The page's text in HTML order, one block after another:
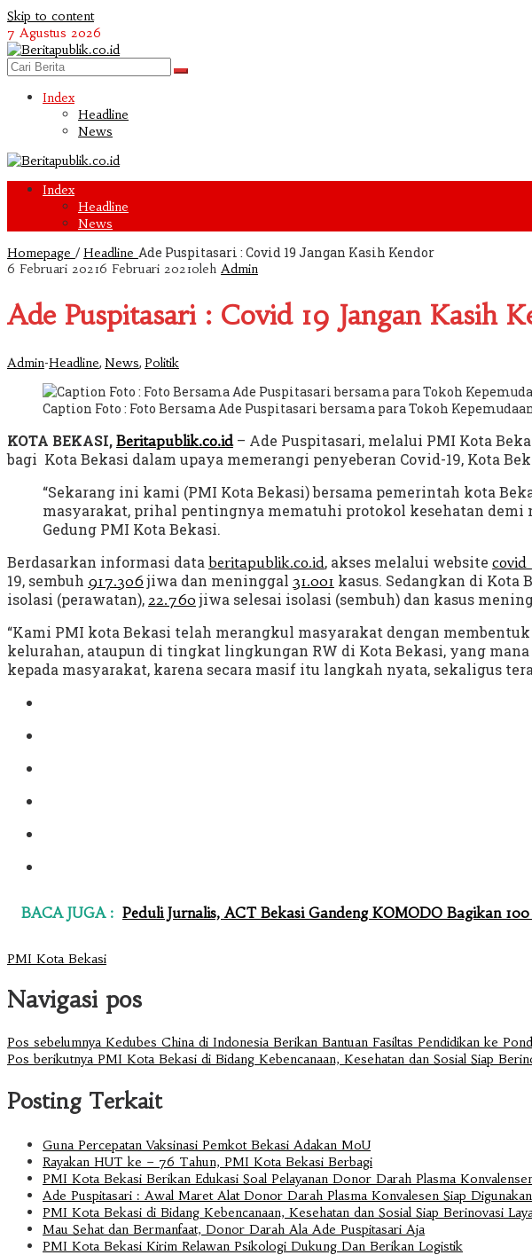
Skip to content
7 Agustus 2026
Index
Headline
News
Index
Headline
News
Homepage /Headline Ade Puspitasari : Covid 19 Jangan Kasih Kendor
6 Februari 20216 Februari 2021oleh Admin
Ade Puspitasari : Covid 19 Jangan Kasih
Admin-Headline, News, Politik
Caption Foto : Foto Bersama Ade Puspitasari bersama para Tokoh
KOTA BEKASI, Beritapublik.co.id – Ade Puspitasari, melalui PMI Kota
bagi Kota Bekasi dalam upaya memerangi penyeberan Covid-19, Kota
“Sekarang ini kami (PMI Kota Bekasi) bersama pemerintah kota
masyarakat, prihal pentingnya mematuhi protokol kesehatan demi
Gedung PMI Kota Bekasi.
Berdasarkan informasi data beritapublik.co.id, akses melalui website
19, sembuh 917.306 jiwa dan meninggal 31.001 kasus. Sedangkan di Kota
isolasi (perawatan), 22.760 jiwa selesai isolasi (sembuh) dan kasus
“Kami PMI kota Bekasi telah merangkul masyarakat dengan
kelurahan, ataupun di tingkat lingkungan RW di Kota Bekasi, yang
kepada masyarakat, karena secara masif itu langkah nyata, sekaligus
BACA JUGA : Peduli Jurnalis, ACT Bekasi Gandeng KOMODO Bagikan
PMI Kota Bekasi
Navigasi pos
Pos sebelumnyaKedubes China di Indonesia Berikan Bantuan Fasiltas Pendidikan ke
Pos berikutnyaPMI Kota Bekasi di Bidang Kebencanaan, Kesehatan dan Sosial Siap
Posting Terkait
Guna Percepatan Vaksinasi Pemkot Bekasi Adakan MoU
Rayakan HUT ke – 76 Tahun, PMI Kota Bekasi Berbagi
PMI Kota Bekasi Berikan Edukasi Soal Pelayanan Donor Darah Plasma
Ade Puspitasari : Awal Maret Alat Donor Darah Plasma Konvalesen Siap Digunakan
PMI Kota Bekasi di Bidang Kebencanaan, Kesehatan dan Sosial Siap Berinovasi
Mau Sehat dan Bermanfaat, Donor Darah Ala Ade Puspitasari Aja
PMI Kota Bekasi Kirim Relawan Psikologi Dukung Dan Berikan Logistik